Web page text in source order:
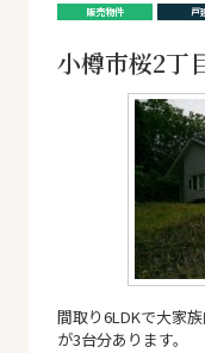
販売物件 戸
小樽市桜2丁
間取り6LDKで大家
が3台分あります。